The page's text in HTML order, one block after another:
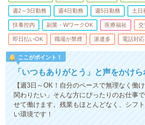
週2～3日勤務 週4日勤務 週5日勤務 土日
扶養控内 副業・WワークOK 医療福祉 交
即日払いOK 職場が禁煙 派遣多 電話対応
ここがポイント！
「いつもありがとう」と声をかけ
【週3日～OK！自分のペースで無理なく働
関わりたい」そんな方にぴったりのお仕事
せて働けます。残業もほとんどなく、シフ
い環境です！